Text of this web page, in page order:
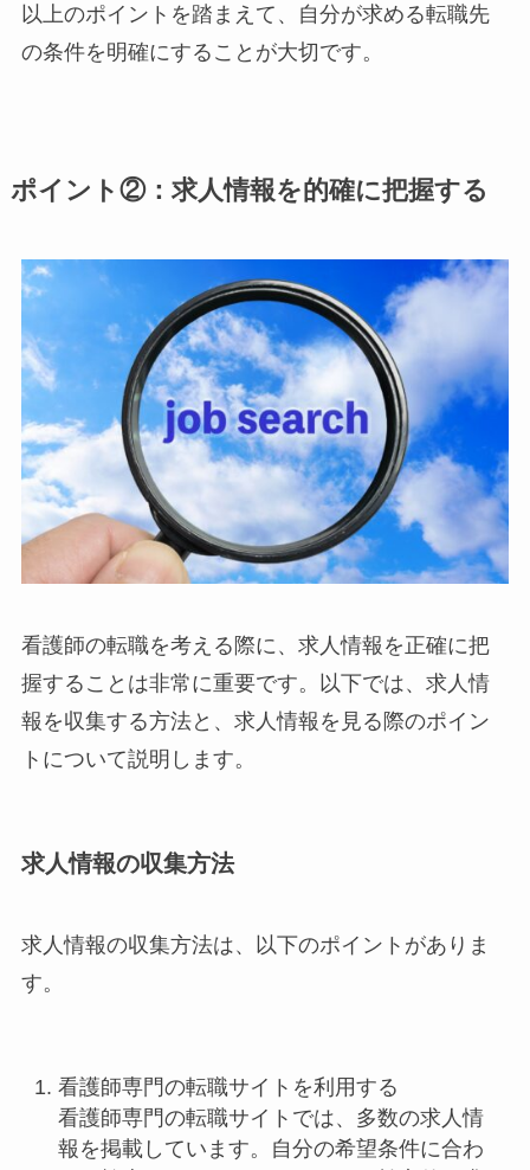
以上のポイントを踏まえて、自分が求める転職先
の条件を明確にすることが大切です。
ポイント②：求人情報を的確に把握する
看護師の転職を考える際に、求人情報を正確に把
握することは非常に重要です。以下では、求人情
報を収集する方法と、求人情報を見る際のポイン
トについて説明します。
求人情報の収集方法
求人情報の収集方法は、以下のポイントがありま
す。
看護師専門の転職サイトを利用する
看護師専門の転職サイトでは、多数の求人情
報を掲載しています。自分の希望条件に合わ